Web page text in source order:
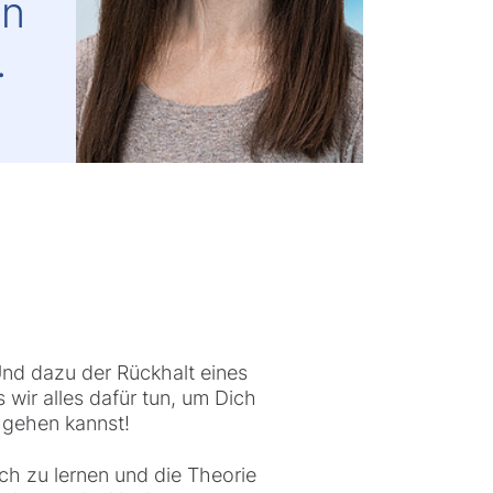
dazu der Rückhalt eines
wir alles dafür tun, um Dich
kannst!
zu lernen und die Theorie